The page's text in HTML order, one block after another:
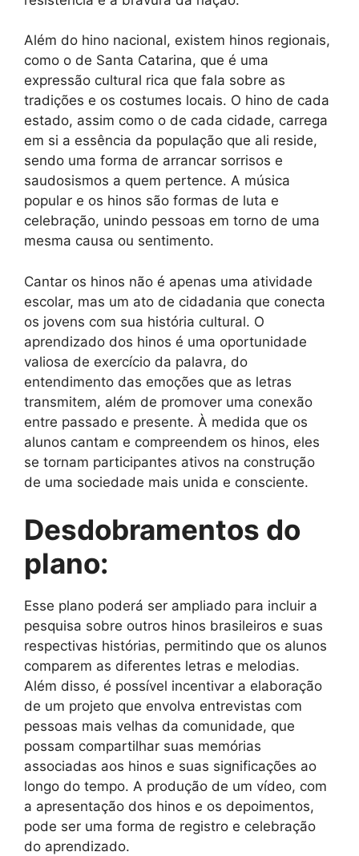
Além do hino nacional, existem hinos regionais,
como o de Santa Catarina, que é uma
expressão cultural rica que fala sobre as
tradições e os costumes locais. O hino de cada
estado, assim como o de cada cidade, carrega
em si a essência da população que ali reside,
sendo uma forma de arrancar sorrisos e
saudosismos a quem pertence. A música
popular e os hinos são formas de luta e
celebração, unindo pessoas em torno de uma
mesma causa ou sentimento.
Cantar os hinos não é apenas uma atividade
escolar, mas um ato de cidadania que conecta
os jovens com sua história cultural. O
aprendizado dos hinos é uma oportunidade
valiosa de exercício da palavra, do
entendimento das emoções que as letras
transmitem, além de promover uma conexão
entre passado e presente. À medida que os
alunos cantam e compreendem os hinos, eles
se tornam participantes ativos na construção
de uma sociedade mais unida e consciente.
Desdobramentos do
plano:
Esse plano poderá ser ampliado para incluir a
pesquisa sobre outros hinos brasileiros e suas
respectivas histórias, permitindo que os alunos
comparem as diferentes letras e melodias.
Além disso, é possível incentivar a elaboração
de um projeto que envolva entrevistas com
pessoas mais velhas da comunidade, que
possam compartilhar suas memórias
associadas aos hinos e suas significações ao
longo do tempo. A produção de um vídeo, com
a apresentação dos hinos e os depoimentos,
pode ser uma forma de registro e celebração
do aprendizado.